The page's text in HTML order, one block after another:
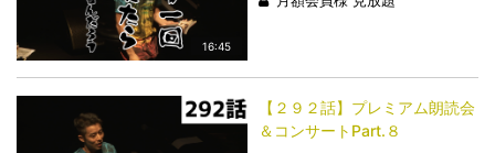
16:45
【２９２話】プレミアム朗読会
＆コンサートPart.８